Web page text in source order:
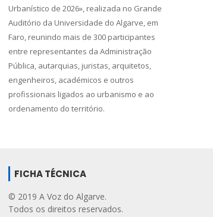
Urbanístico de 2026», realizada no Grande
Auditório da Universidade do Algarve, em
Faro, reunindo mais de 300 participantes
entre representantes da Administração
Pública, autarquias, juristas, arquitetos,
engenheiros, académicos e outros
profissionais ligados ao urbanismo e ao
ordenamento do território.
FICHA TÉCNICA
© 2019 A Voz do Algarve.
Todos os direitos reservados.